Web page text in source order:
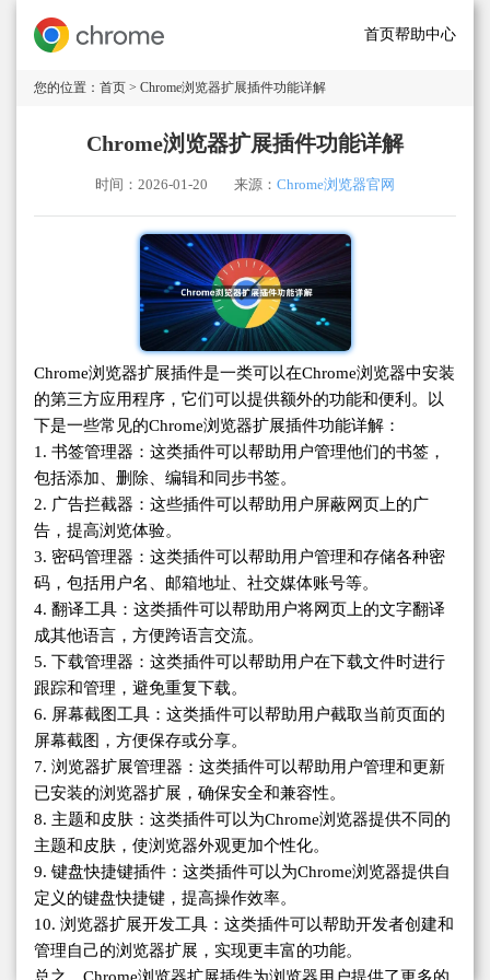
首页帮助中心
您的位置： 首页 > Chrome浏览器扩展插件功能详解
Chrome浏览器扩展插件功能详解
时间：2026-01-20 来源： Chrome浏览器官网
Chrome浏览器扩展插件是一类可以在Chrome浏览器中安装
的第三方应用程序，它们可以提供额外的功能和便利。以
下是一些常见的Chrome浏览器扩展插件功能详解：
1. 书签管理器：这类插件可以帮助用户管理他们的书签，
包括添加、删除、编辑和同步书签。
2. 广告拦截器：这些插件可以帮助用户屏蔽网页上的广
告，提高浏览体验。
3. 密码管理器：这类插件可以帮助用户管理和存储各种密
码，包括用户名、邮箱地址、社交媒体账号等。
4. 翻译工具：这类插件可以帮助用户将网页上的文字翻译
成其他语言，方便跨语言交流。
5. 下载管理器：这类插件可以帮助用户在下载文件时进行
跟踪和管理，避免重复下载。
6. 屏幕截图工具：这类插件可以帮助用户截取当前页面的
屏幕截图，方便保存或分享。
7. 浏览器扩展管理器：这类插件可以帮助用户管理和更新
已安装的浏览器扩展，确保安全和兼容性。
8. 主题和皮肤：这类插件可以为Chrome浏览器提供不同的
主题和皮肤，使浏览器外观更加个性化。
9. 键盘快捷键插件：这类插件可以为Chrome浏览器提供自
定义的键盘快捷键，提高操作效率。
10. 浏览器扩展开发工具：这类插件可以帮助开发者创建和
管理自己的浏览器扩展，实现更丰富的功能。